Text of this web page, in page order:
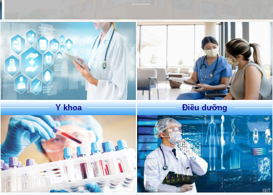
Y khoa Điều dưỡng